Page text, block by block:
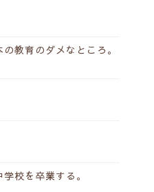
教育のダメなところ。
校を卒業する。